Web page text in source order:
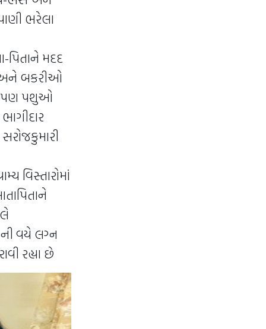
ભરેલા
પિતાને મદદ
અને બકરીઓ
પણ પશુઓ
વિસ્તારોમાં
વયે લગ્ન
રહ્યા છે